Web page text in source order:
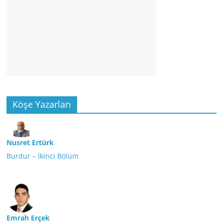
Köşe Yazarları
Nusret Ertürk
Burdur – İkinci Bölüm
Emrah Erçek